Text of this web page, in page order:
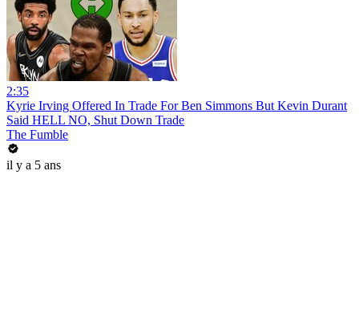
2:35
Kyrie Irving Offered In Trade For Ben Simmons But Kevin Durant
Said HELL NO, Shut Down Trade
The Fumble
il y a 5 ans